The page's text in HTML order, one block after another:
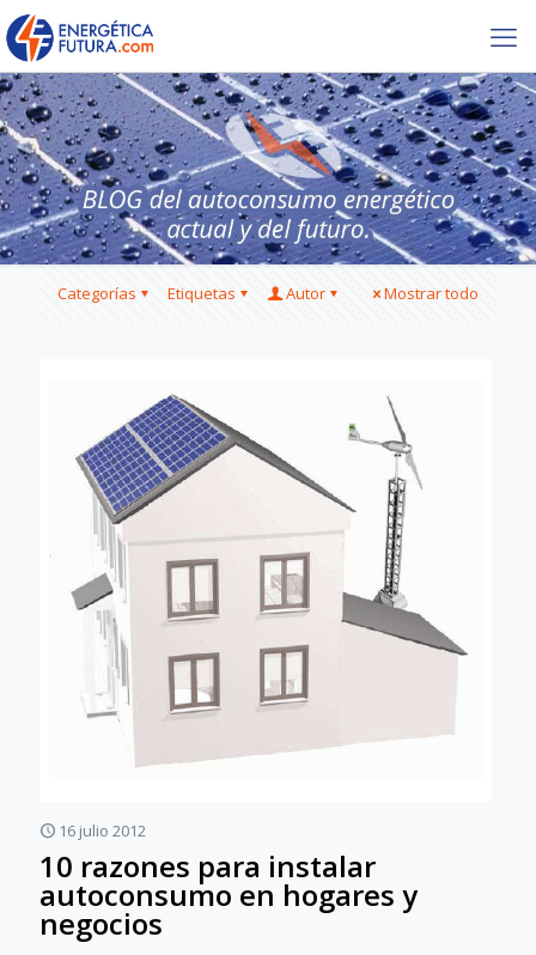
Categorías Etiquetas Autor Mostrar todo
16 julio 2012
10 razones para instalar
autoconsumo en hogares y
negocios